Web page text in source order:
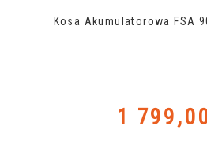
Kosa Akumulatorowa FSA
Cena
1